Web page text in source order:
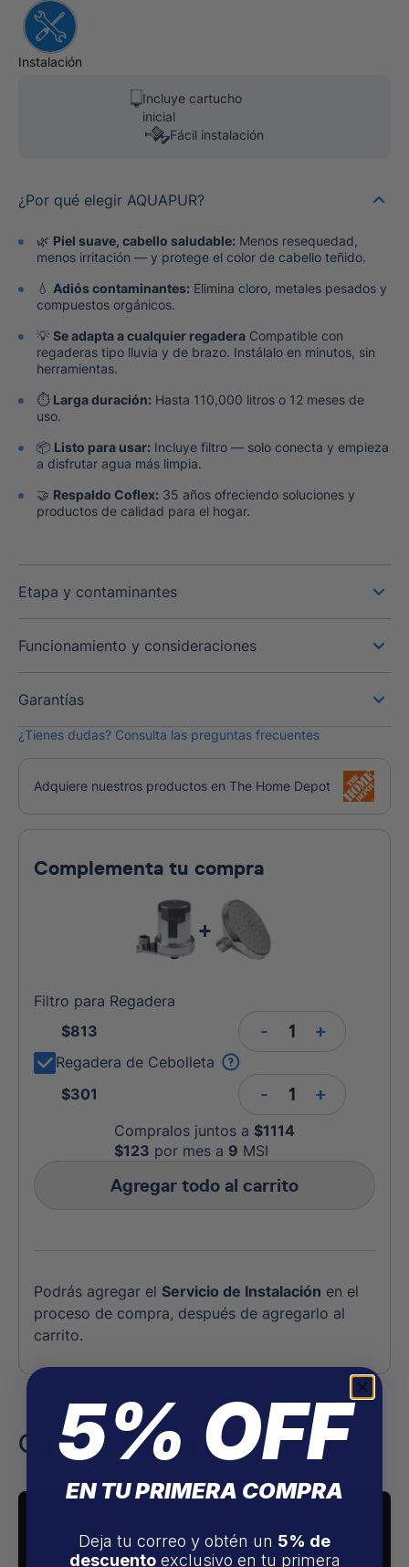
Instalación
Incluye cartucho
inicial
Fácil instalación
¿Por qué elegir AQUAPUR?
🌿 Piel suave, cabello saludable: Menos resequedad,
menos irritación — y protege el color de cabello teñido.
💧 Adiós contaminantes: Elimina cloro, metales pesados y
compuestos orgánicos.
💡 Se adapta a cualquier regadera Compatible con
regaderas tipo lluvia y de brazo. Instálalo en minutos, sin
herramientas.
⏱️ Larga duración: Hasta 110,000 litros o 12 meses de
uso.
📦 Listo para usar: Incluye filtro — solo conecta y empieza
a disfrutar agua más limpia.
🤝 Respaldo Coflex: 35 años ofreciendo soluciones y
productos de calidad para el hogar.
Etapa y contaminantes
Funcionamiento y consideraciones
Garantías
¿Tienes dudas? Consulta las preguntas frecuentes
Adquiere nuestros productos en The Home Depot
Complementa tu compra
+
Filtro para Regadera
$813 - +
Regadera de Cebolleta
$301 - +
Compralos juntos a $1114
$123 por mes a 9 MSI
Agregar todo al carrito
Podrás agregar el Servicio de Instalación en el
proceso de compra, después de agregarlo al
carrito.
Conoce más del Purificador
5% OFF
EN TU PRIMERA COMPRA
Deja tu correo y obtén un 5% de
descuentoexclusivo en tu primera